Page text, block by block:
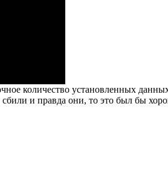
количество установленных
и правда они, то это был бы